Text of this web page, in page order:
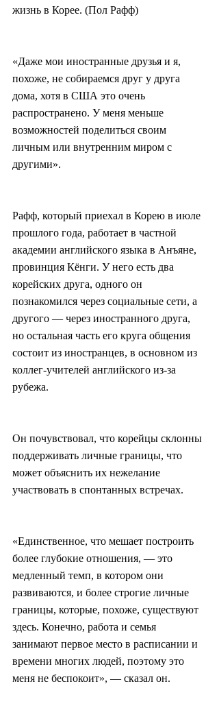
жизнь в Корее. (Пол Рафф)
«Даже мои иностранные друзья и я,
похоже, не собираемся друг у друга
дома, хотя в США это очень
распространено. У меня меньше
возможностей поделиться своим
личным или внутренним миром с
другими».
Рафф, который приехал в Корею в июле
прошлого года, работает в частной
академии английского языка в Анъяне,
провинция Кёнги. У него есть два
корейских друга, одного он
познакомился через социальные сети, а
другого — через иностранного друга,
но остальная часть его круга общения
состоит из иностранцев, в основном из
коллег-учителей английского из-за
рубежа.
Он почувствовал, что корейцы склонны
поддерживать личные границы, что
может объяснить их нежелание
участвовать в спонтанных встречах.
«Единственное, что мешает построить
более глубокие отношения, — это
медленный темп, в котором они
развиваются, и более строгие личные
границы, которые, похоже, существуют
здесь. Конечно, работа и семья
занимают первое место в расписании и
времени многих людей, поэтому это
меня не беспокоит», — сказал он.